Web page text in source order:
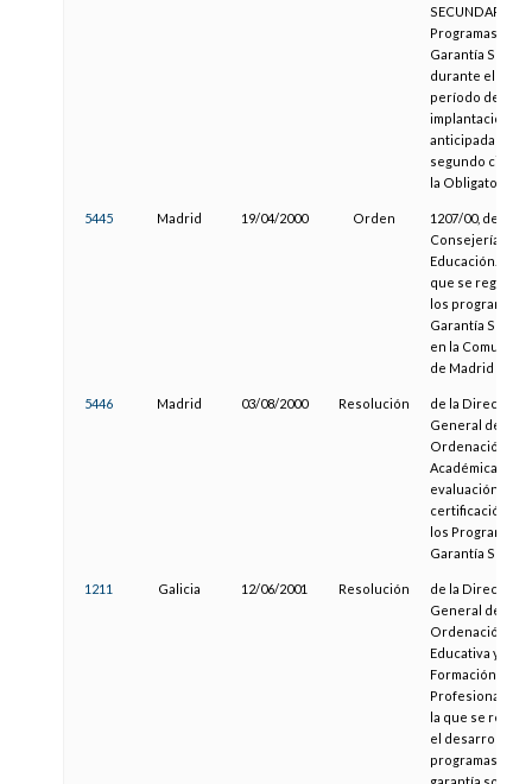
SECUNDARIA.
Programas de
Garantía Social
durante el
período de
implantación
anticipada del
segundo ciclo
la Obligatoria.
5445 Madrid 19/04/2000 Orden
1207/00, de la
Consejería de
Educación., por
que se regulan
los programas
Garantía Social
en la
de Madrid
5446 Madrid 03/08/2000 Resolución
de la Dirección
General de
Ordenación
Académica,
evaluación y
certificación en
los Programas
Garantía Social
1211 Galicia 12/06/2001 Resolución
de la Dirección
General de
Ordenación
Educativa y
Formación
Profesional, por
la que se regula
el desarrollo de
programas de